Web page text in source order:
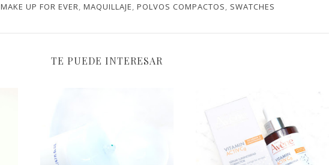
MAKE UP FOR EVER MAQUILLAJE POLVOS COMPACTOS SWATCHES
TE PUEDE INTERESAR